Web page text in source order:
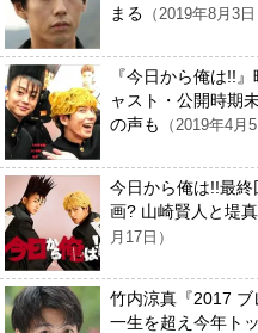
まる （2019年8月3日
『今日から俺は!!
ャスト・公開時期
の声も
（2019年4月5
今日から俺は!!最
画? 山崎賢人と堤
月17日）
竹内涼真『2017
一生を超え今年ト